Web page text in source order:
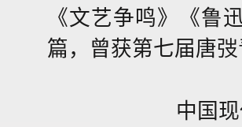
《文艺争鸣》《鲁
篇，曾获第七届唐
中国